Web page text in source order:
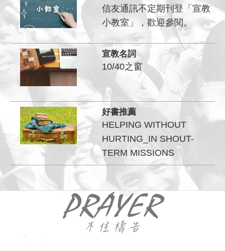
信友通訊不定期刊登「宣教
小教室」，歡迎參閱。
宣教名詞
10/40之窗
好書推薦
HELPING WITHOUT
HURTING_IN SHOUT-
TERM MISSIONS